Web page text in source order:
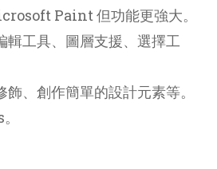
Paint 但功能更強大。
輯工具、圖層支援、選擇工
、創作簡單的設計元素等。